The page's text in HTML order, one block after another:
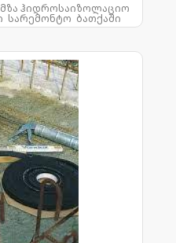
ჰიდროსაიზოლაციო
სარემონტო ბათქაში